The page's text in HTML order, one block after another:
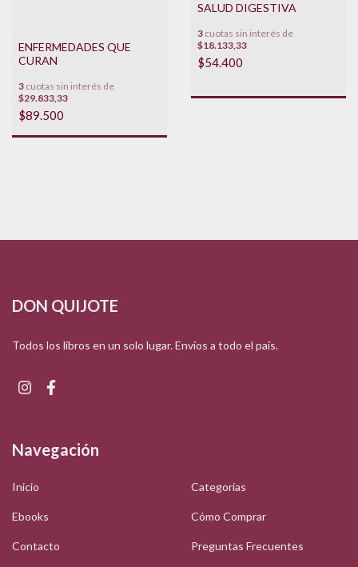
ENFERMEDADES QUE
CURAN
3 cuotas sin interés de
$29.833,33
$89.500
SALUD DIGESTIVA
3 cuotas sin interés de
$18.133,33
$54.400
DON QUIJOTE
Todos los libros en un solo lugar. Envíos a todo el país.
Navegación
Inicio Categorías
Ebooks Cómo Comprar
Contacto Preguntas Frecuentes